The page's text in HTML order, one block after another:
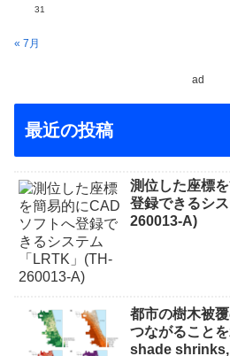
31
« 7月
ad
最近の投稿
測位した座標
登録できるシ
260013-A)
都市の樹木被
つながること
shade shrinks,